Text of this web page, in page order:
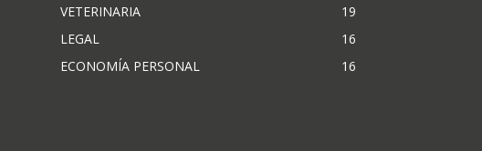
VETERINARIA
19
LEGAL
16
ECONOMÍA PERSONAL
16